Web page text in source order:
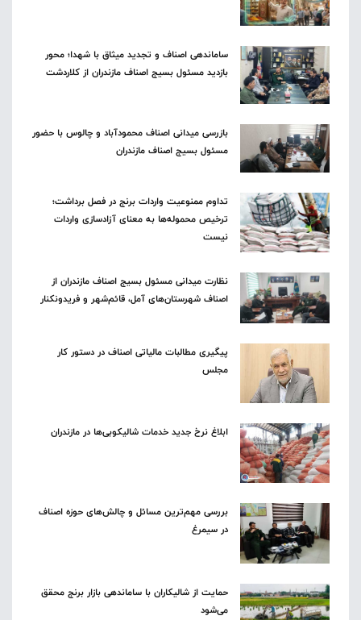
ساماندهی اصناف و تجدید میثاق با شهدا؛ محور
بازدید مسئول بسیج اصناف مازندران از کلاردشت
بازرسی میدانی اصناف محمودآباد و چالوس با حضور
مسئول بسیج اصناف مازندران
تداوم ممنوعیت واردات برنج در فصل برداشت؛
ترخیص محموله‌ها به معنای آزادسازی واردات
نیست
نظارت میدانی مسئول بسیج اصناف مازندران از
اصناف شهرستان‌های آمل، قائم‌شهر و فریدونکنار
پیگیری مطالبات مالیاتی اصناف در دستور کار
مجلس
ابلاغ نرخ جدید خدمات شالیکوبی‌ها در مازندران
بررسی مهم‌ترین مسائل و چالش‌های حوزه اصناف
در سیمرغ
حمایت از شالیکاران با ساماندهی بازار برنج محقق
می‌شود